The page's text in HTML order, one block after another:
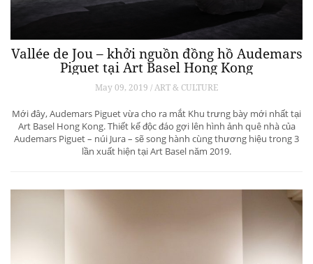
Vallée de Jou – khởi nguồn đồng hồ Audemars
Piguet tại Art Basel Hong Kong
May 09, 2019 / ART & CULTURE
Mới đây, Audemars Piguet vừa cho ra mắt Khu trưng bày mới nhất tại
Art Basel Hong Kong. Thiết kế độc đáo gợi lên hình ảnh quê nhà của
Audemars Piguet – núi Jura – sẽ song hành cùng thương hiệu trong 3
lần xuất hiện tại Art Basel năm 2019.